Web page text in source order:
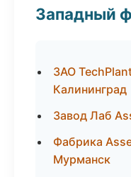
Западный
ЗАО
Калининград
Завод Лаб
Фабрика
Мурманск